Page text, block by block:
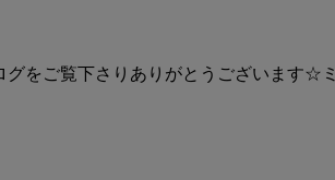
をご覧下さりありがとうございます☆ミ